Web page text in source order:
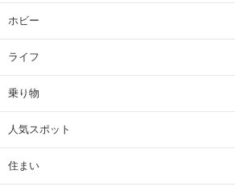
ホビー
ライフ
乗り物
人気スポット
住まい